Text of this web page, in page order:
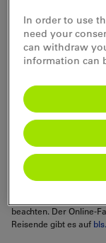
BLS
für Bau-
Zwischen Sonntag, 8.
Bahnverkehr
werden durch Direkt-
Halbstundentakt nach
beachten. Der Online-
Reisende gibt es auf
In order to use
need your
can withdraw
information can